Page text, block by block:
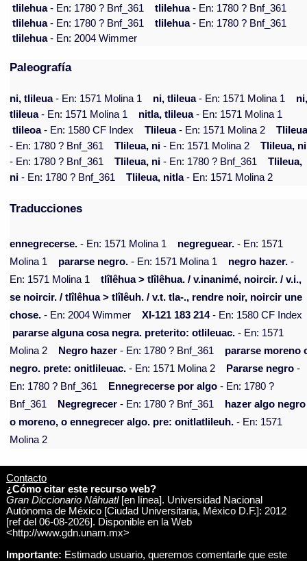
tlilehua- En: 1780 ? Bnf_361 tlilehua- En: 1780 ? Bnf_361
tlilehua- En: 1780 ? Bnf_361 tlilehua- En: 1780 ? Bnf_361
tlilehua- En: 2004 Wimmer
Paleografía
ni, tlileua- En: 1571 Molina 1 ni, tlileua- En: 1571 Molina 1
tlileua- En: 1571 Molina 1 nitla, tlileua- En: 1571 Molina 1
tlileoa- En: 1580 CF Index Tlileua- En: 1571 Molina 2
- En: 1780 ? Bnf_361
Tlileua, ni - En: 1571 Molina 2
Tlileua, ni
- En: 1780 ? Bnf_361
Tlileua, ni - En: 1780 ? Bnf_361
Tlileua,
ni - En: 1780 ? Bnf_361 Tlileua, nitla- En: 1571 Molina 2
Traducciones
ennegrecerse. - En: 1571 Molina 1 negreguear. - En: 1571
Molina 1
pararse negro. - En: 1571 Molina 1 negro hazer. -
En: 1571 Molina 1
tlîlêhua > tlîlêhua. / v.inanimé, noircir. / v.i.,
se noircir. / tlîlêhua > tlîlêuh. / v.t. tla-., rendre noir, noircir une
chose. - En: 2004 Wimmer XI-121 183 214- En: 1580 CF Index
pararse alguna cosa negra. preterito: otlileuac. - En: 1571
Molina 2
Negro hazer - En: 1780 ? Bnf_361
pararse moreno
negro. prete: onitlileuac. - En: 1571 Molina 2 Pararse negro -
En: 1780 ? Bnf_361
Ennegrecerse por algo - En: 1780 ?
Bnf_361
Negregrecer - En: 1780 ? Bnf_361
hazer algo negro
o moreno, o ennegrecer algo. pre: onitlatlileuh. - En: 1571
Molina 2
Contacto
¿Cómo citar este recurso web?
Gran Diccionario Náhuatl[en línea]. Universidad Nacional
Autónoma de México [Ciudad Universitaria, México D.F.]: 2012
[ref del 06-08-2026]. Disponible en la Web
<http://www.gdn.unam.mx>
Importante: Estimado usuario, queremos comentarle que este